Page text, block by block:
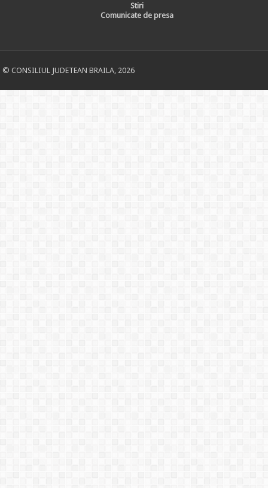
Stiri
Comunicate de presa
© CONSILIUL JUDETEAN BRAILA, 2026